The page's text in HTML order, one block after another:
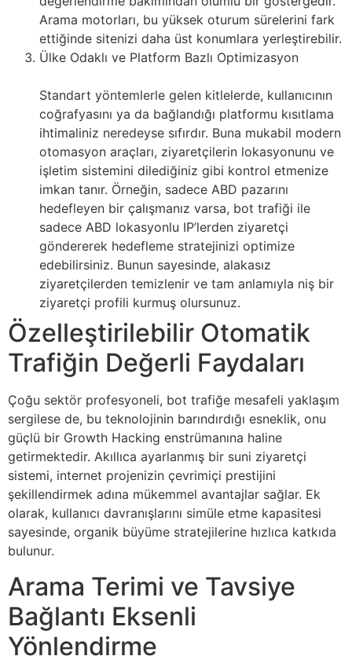
Arama motorları, bu yüksek oturum sürelerini fark
ettiğinde sitenizi daha üst konumlara yerleştirebilir.
Ülke Odaklı ve Platform Bazlı Optimizasyon
Standart yöntemlerle gelen kitlelerde, kullanıcının
coğrafyasını ya da bağlandığı platformu kısıtlama
ihtimaliniz neredeyse sıfırdır. Buna mukabil modern
otomasyon araçları, ziyaretçilerin lokasyonunu ve
işletim sistemini dilediğiniz gibi kontrol etmenize
imkan tanır. Örneğin, sadece ABD pazarını
hedefleyen bir çalışmanız varsa, bot trafiği ile
sadece ABD lokasyonlu IP’lerden ziyaretçi
göndererek hedefleme stratejinizi optimize
edebilirsiniz. Bunun sayesinde, alakasız
ziyaretçilerden temizlenir ve tam anlamıyla niş bir
ziyaretçi profili kurmuş olursunuz.
Özelleştirilebilir Otomatik
Trafiğin Değerli Faydaları
Çoğu sektör profesyoneli, bot trafiğe mesafeli yaklaşım
sergilese de, bu teknolojinin barındırdığı esneklik, onu
güçlü bir Growth Hacking enstrümanına haline
getirmektedir. Akıllıca ayarlanmış bir suni ziyaretçi
sistemi, internet projenizin çevrimiçi prestijini
şekillendirmek adına mükemmel avantajlar sağlar. Ek
olarak, kullanıcı davranışlarını simüle etme kapasitesi
sayesinde, organik büyüme stratejilerine hızlıca katkıda
bulunur.
Arama Terimi ve Tavsiye
Bağlantı Eksenli
Yönlendirme